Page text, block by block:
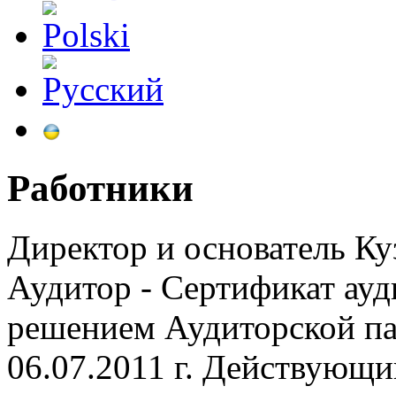
Работники
Директор и основатель
Аудитор - Сертификат
решением Аудиторской
06.07.2011 г.